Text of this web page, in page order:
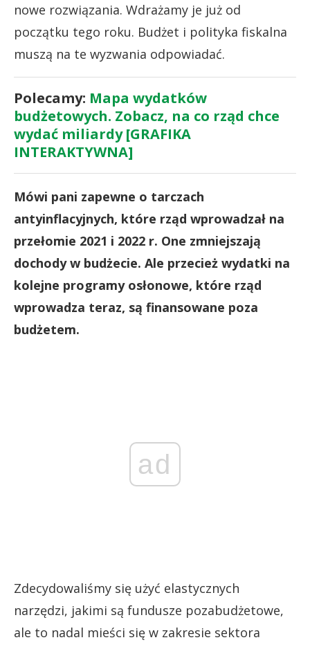
nowe rozwiązania. Wdrażamy je już od
początku tego roku. Budżet i polityka fiskalna
muszą na te wyzwania odpowiadać.
Polecamy: Mapa wydatków
budżetowych. Zobacz, na co rząd chce
wydać miliardy [GRAFIKA
INTERAKTYWNA]
Mówi pani zapewne o tarczach
antyinflacyjnych, które rząd wprowadzał na
przełomie 2021 i 2022 r. One zmniejszają
dochody w budżecie. Ale przecież wydatki na
kolejne programy osłonowe, które rząd
wprowadza teraz, są finansowane poza
budżetem.
ad
Zdecydowaliśmy się użyć elastycznych
narzędzi, jakimi są fundusze pozabudżetowe,
ale to nadal mieści się w zakresie sektora